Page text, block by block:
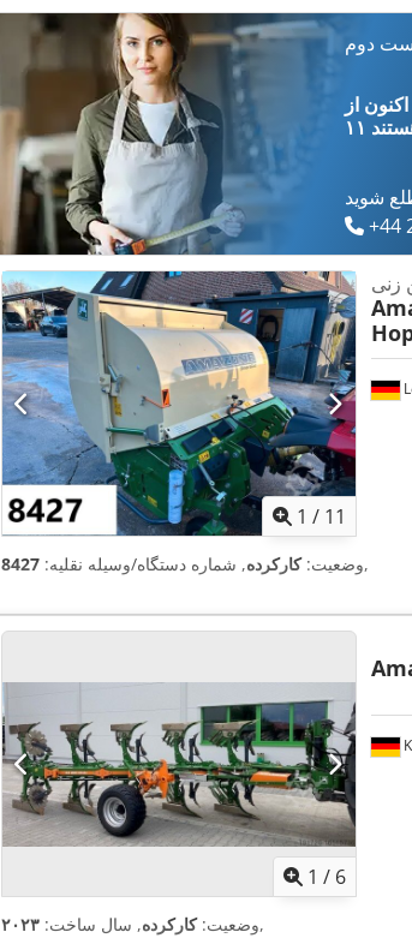
دوم
شوید
+44
1 / 11
زنی
وضعیت:کارکرده, شماره دستگاه/وسیله نقلیه: 8427 ,
1 / 6
وضعیت:کارکرده, سال ساخت: ۲۰۲۳ ,